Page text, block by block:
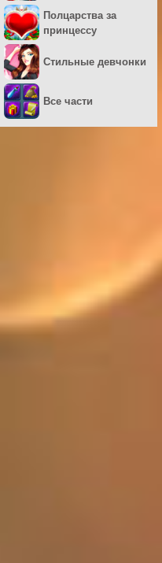
Полцарства за
принцессу
Стильные девчонки
Все части